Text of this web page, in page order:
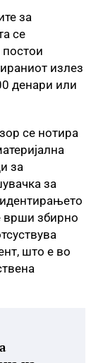
за
се
постои
излез
денари или
се нотира
за
за
врши збирно
што е во